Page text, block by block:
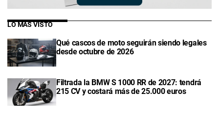
LO MÁS VISTO
Qué cascos de moto seguirán siendo legales
desde octubre de 2026
Filtrada la BMW S 1000 RR de 2027: tendrá
215 CV y costará más de 25.000 euros